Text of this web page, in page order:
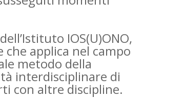
IOS(U)ONO,
applica nel campo
metodo della
interdisciplinare di
con altre discipline.